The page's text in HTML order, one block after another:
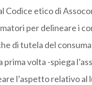
Codice etico di
per delineare i
di tutela del
volta -spiega
l’aspetto relativo